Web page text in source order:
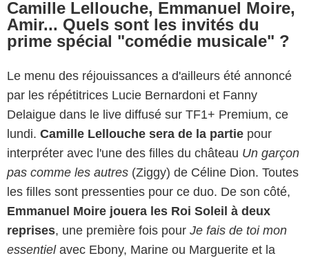
Camille Lellouche, Emmanuel Moire,
Amir... Quels sont les invités du
prime spécial "comédie musicale" ?
Le menu des réjouissances a d'ailleurs été annoncé
par les répétitrices Lucie Bernardoni et Fanny
Delaigue dans le live diffusé sur TF1+ Premium, ce
lundi. Camille Lellouche sera de la partie pour
interpréter avec l'une des filles du château Un garçon
pas comme les autres (Ziggy) de Céline Dion. Toutes
les filles sont pressenties pour ce duo. De son côté,
Emmanuel Moire jouera les Roi Soleil à deux
reprises, une première fois pour Je fais de toi mon
essentielavec Ebony, Marine ou Marguerite et la